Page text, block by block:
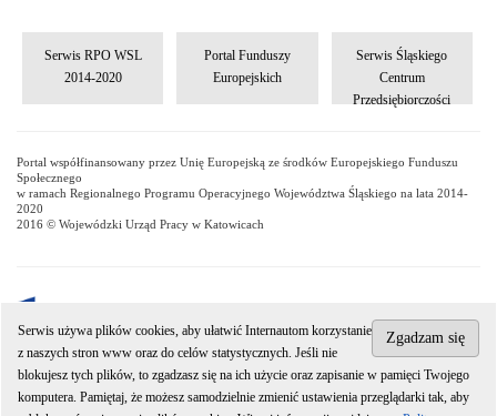
Serwis RPO WSL
2014-2020
Portal Funduszy
Europejskich
Serwis Śląskiego
Centrum
Przedsiębiorczości
Portal współfinansowany przez Unię Europejską ze środków Europejskiego Funduszu
Społecznego
w ramach Regionalnego Programu Operacyjnego Województwa Śląskiego na lata 2014-
2020
2016 © Wojewódzki Urząd Pracy w Katowicach
Wojewódzki Urząd Pracy w Katowicach jest jednostką organizacyjną
Samorządu Województwa Śląskiego.
Zgadzam się
Serwis używa plików cookies, aby ułatwić Internautom korzystanie
z naszych stron www oraz do celów statystycznych. Jeśli nie
blokujesz tych plików, to zgadzasz się na ich użycie oraz zapisanie w pamięci Twojego
komputera. Pamiętaj, że możesz samodzielnie zmienić ustawienia przeglądarki tak, aby